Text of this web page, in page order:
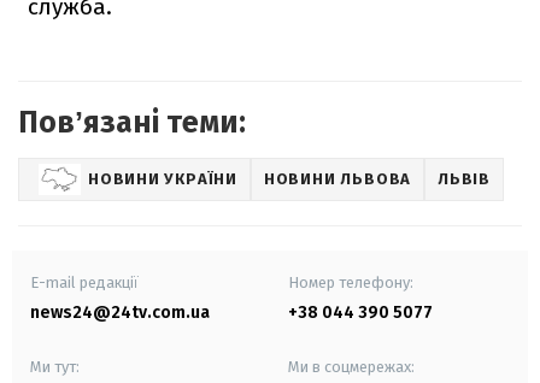
служба.
Повʼязані теми:
НОВИНИ УКРАЇНИ НОВИНИ ЛЬВОВА ЛЬВІВ
E-mail редакції
news24@24tv.com.ua
Номер телефону:
+38 044 390 5077
Ми тут: Ми в соцмережах: